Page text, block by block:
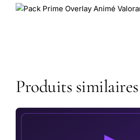
Produits similaires